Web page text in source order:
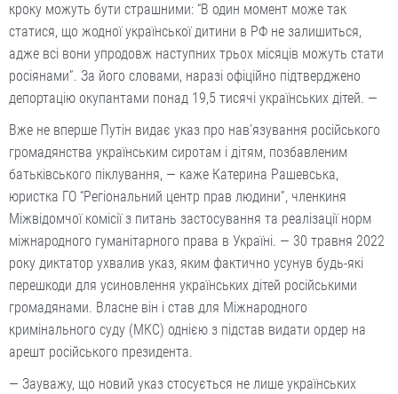
кроку можуть бути страшними: “В один момент може так
статися, що жодної української дитини в РФ не залишиться,
адже всі вони упродовж наступних трьох місяців можуть стати
росіянами”. За його словами, наразі офіційно підтверджено
депортацію окупантами понад 19,5 тисячі українських дітей. —
Вже не вперше Путін видає указ про нав’язування російського
громадянства українським сиротам і дітям, позбавленим
батьківського піклування, — каже Катерина Рашевська,
юристка ГО “Регіональний центр прав людини”, членкиня
Міжвідомчої комісії з питань застосування та реалізації норм
міжнародного гуманітарного права в Україні. — 30 травня 2022
року диктатор ухвалив указ, яким фактично усунув будь-які
перешкоди для усиновлення українських дітей російськими
громадянами. Власне він і став для Міжнародного
кримінального суду (МКС) однією з підстав видати ордер на
арешт російського президента.
— Зауважу, що новий указ стосується не лише українських